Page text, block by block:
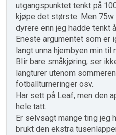
utgangspunktet tenkt på
kjøpe det største. Men
dyrere enn jeg hadde tenkt
Eneste argumentet som
langt unna hjembyen min
Blir bare småkjøring, ser
langturer utenom
fotballturneringer osv.
Har sett på Leaf, men den
hele tatt.
Er selvsagt mange ting jeg
brukt den ekstra